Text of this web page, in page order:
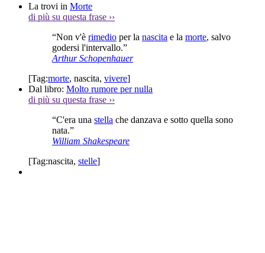
La trovi in Morte
di più su questa frase ››
“Non v'è rimedio per la nascita e la morte, salvo
godersi l'intervallo.”
Arthur Schopenhauer
[Tag:morte, nascita, vivere]
Dal libro: Molto rumore per nulla
di più su questa frase ››
“C'era una stella che danzava e sotto quella sono
nata.”
William Shakespeare
[Tag:nascita, stelle]